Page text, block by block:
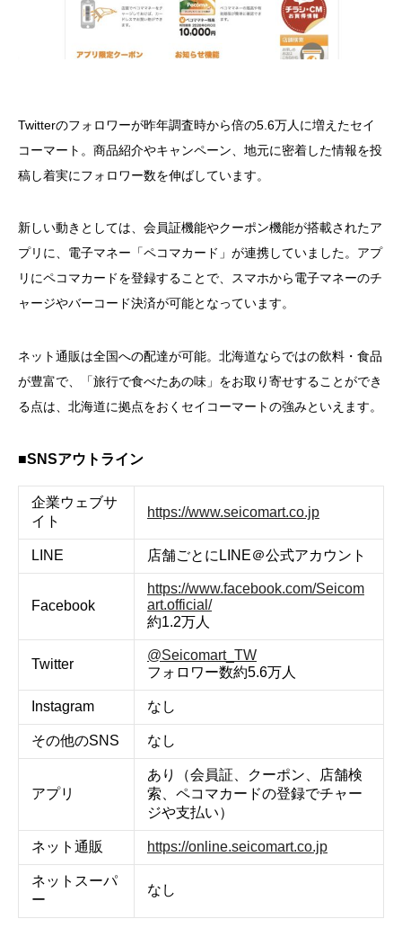
Twitterのフォロワーが昨年調査時から倍の5.6万人に増えたセイ
コーマート。商品紹介やキャンペーン、地元に密着した情報を投
稿し着実にフォロワー数を伸ばしています。
新しい動きとしては、会員証機能やクーポン機能が搭載されたア
プリに、電子マネー「ペコマカード」が連携していました。アプ
リにペコマカードを登録することで、スマホから電子マネーのチ
ャージやバーコード決済が可能となっています。
ネット通販は全国への配達が可能。北海道ならではの飲料・食品
が豊富で、「旅行で食べたあの味」をお取り寄せすることができ
る点は、北海道に拠点をおくセイコーマートの強みといえます。
■SNSアウトライン
企業ウェブサ
イト
https://www.seicomart.co.jp
LINE 店舗ごとにLINE＠公式アカウント
Facebook
https://www.facebook.com/Seicom
art.official/
約1.2万人
Twitter
@Seicomart_TW
フォロワー数約5.6万人
Instagram なし
その他のSNS なし
アプリ
あり（会員証、クーポン、店舗検
索、ペコマカードの登録でチャー
ジや支払い）
ネット通販 https://online.seicomart.co.jp
ネットスーパ
ー
なし